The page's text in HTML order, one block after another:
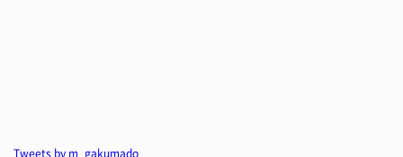
Tweets by m_gakumado